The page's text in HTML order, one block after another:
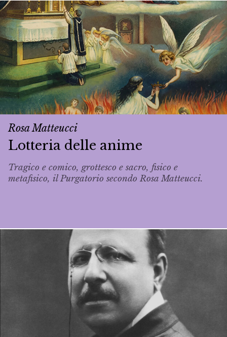
Rosa Matteucci
Lotteria delle anime
Tragico e comico, grottesco e sacro, fisico e
metafisico, il Purgatorio secondo Rosa Matteucci.